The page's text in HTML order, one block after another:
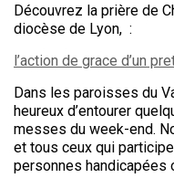
Découvrez la prière de
diocèse de Lyon, :
l’action de grace d’un
Dans les paroisses du
heureux d’entourer
messes du week-end.
et tous ceux qui
personnes handicapées